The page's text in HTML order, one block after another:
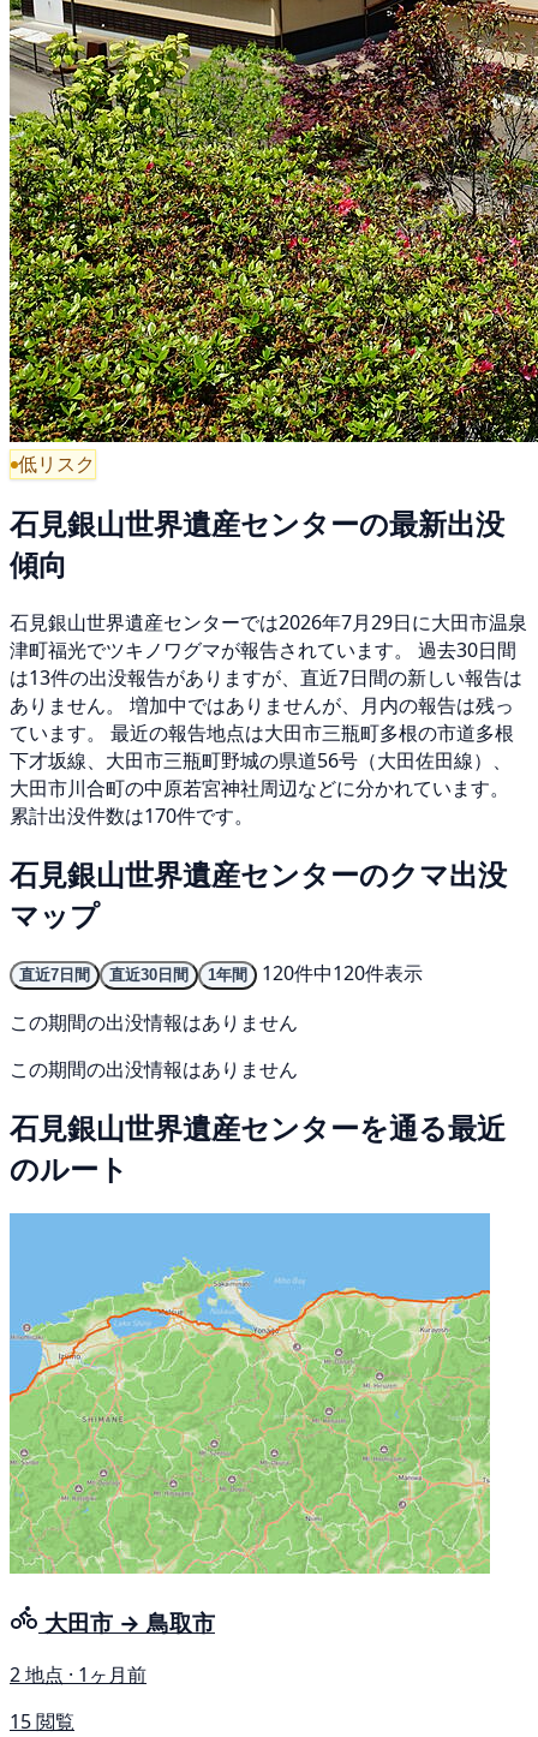
低リスク
石見銀山世界遺産センターの最新出没
傾向
石見銀山世界遺産センターでは2026年7月29日に大田市温泉
津町福光でツキノワグマが報告されています。 過去30日間
は13件の出没報告がありますが、直近7日間の新しい報告は
ありません。 増加中ではありませんが、月内の報告は残っ
ています。 最近の報告地点は大田市三瓶町多根の市道多根
下才坂線、大田市三瓶町野城の県道56号（大田佐田線）、
大田市川合町の中原若宮神社周辺などに分かれています。
累計出没件数は170件です。
石見銀山世界遺産センターのクマ出没
マップ
直近7日間 直近30日間 1年間
120件中120件表示
この期間の出没情報はありません
この期間の出没情報はありません
石見銀山世界遺産センターを通る最近
のルート
大田市 → 鳥取市
2 地点 · 1ヶ月前
15 閲覧